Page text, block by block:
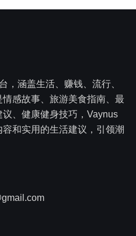
，涵盖生活、赚钱、流行、
感故事、旅游美食指南、最
、健康健身技巧，Vaynus
和实用的生活建议，引领潮